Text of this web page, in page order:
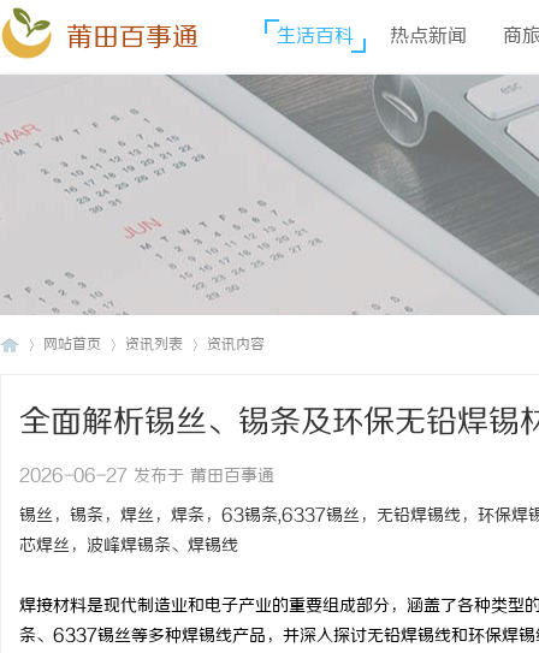
莆田百事通 生活百科 热点新闻 商
网站首页 资讯列表 资讯内容
全面解析锡丝、锡条及环保无铅焊锡
2026-06-27 发布于 莆田百事通
锡丝，锡条，焊丝，焊条，63锡条,6337锡丝，无铅焊锡线，环保
芯焊丝，波峰焊锡条、焊锡线
焊接材料是现代制造业和电子产业的重要组成部分，涵盖了各种类
条、6337锡丝等多种焊锡线产品，并深入探讨无铅焊锡线和环保焊